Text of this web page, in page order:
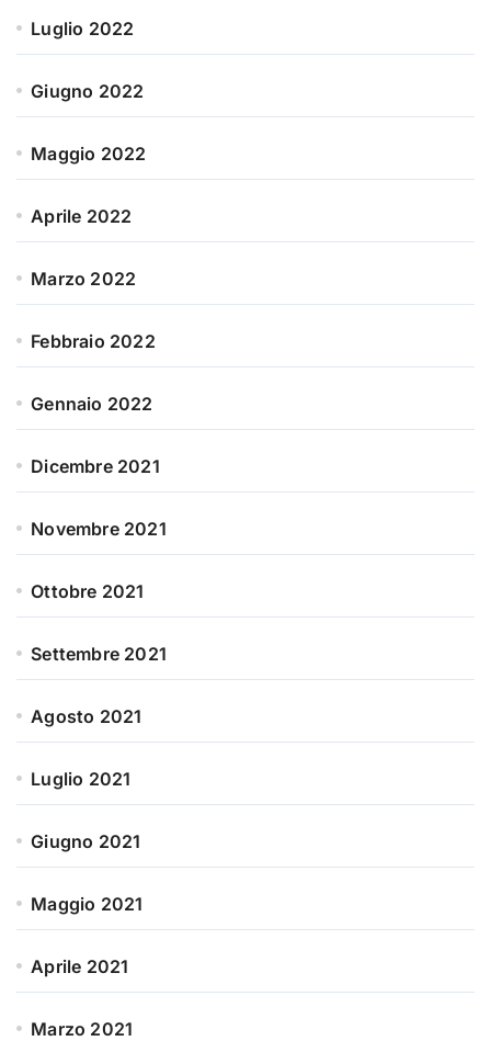
Luglio 2022
Giugno 2022
Maggio 2022
Aprile 2022
Marzo 2022
Febbraio 2022
Gennaio 2022
Dicembre 2021
Novembre 2021
Ottobre 2021
Settembre 2021
Agosto 2021
Luglio 2021
Giugno 2021
Maggio 2021
Aprile 2021
Marzo 2021